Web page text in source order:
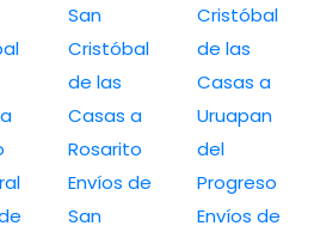
San
Cristóbal
de las
Casas a
Rosarito
Envíos de
San
Cristóbal
de las
Casas a
Uruapan
del
Progreso
Envíos de